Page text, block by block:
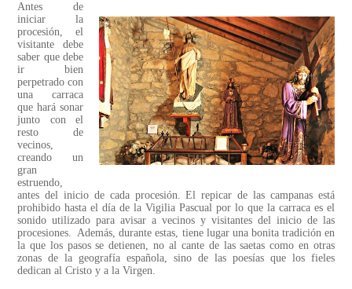
Antes de
iniciar la
procesión, el
visitante debe
saber que debe
ir bien
perpetrado con
una carraca
que hará sonar
junto con el
resto de
vecinos,
creando un
gran
estruendo,
antes del inicio de cada procesión. El repicar de las campanas está
prohibido hasta el día de la Vigilia Pascual por lo que la carraca es el
sonido utilizado para avisar a vecinos y visitantes del inicio de las
procesiones. Además, durante estas, tiene lugar una bonita tradición en
la que los pasos se detienen, no al cante de las saetas como en otras
zonas de la geografía española, sino de las poesías que los fieles
dedican al Cristo y a la Virgen.